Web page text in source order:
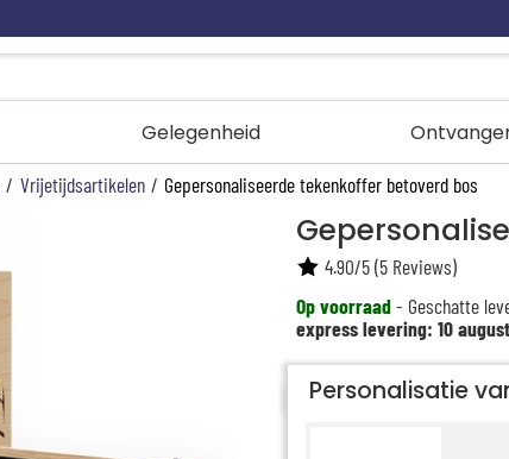
Gelegenheid
/ Vrijetijdsartikelen / Gepersonaliseerde tekenkoffer betoverd bos
Op voorraad- Geschatte
express levering: 10
4.90/5(5Reviews)
Personalisatie